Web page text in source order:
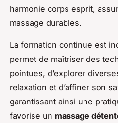
harmonie corps esprit,
massage durables.
La formation continue est
permet de maîtriser des
pointues, d’explorer
relaxation et d’affiner son
garantissant ainsi une
favorise un massage